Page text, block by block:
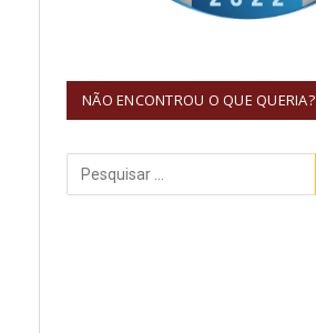
NÃO ENCONTROU O QUE QUERIA?